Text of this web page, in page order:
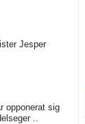
Jesper
opponerat sig
..